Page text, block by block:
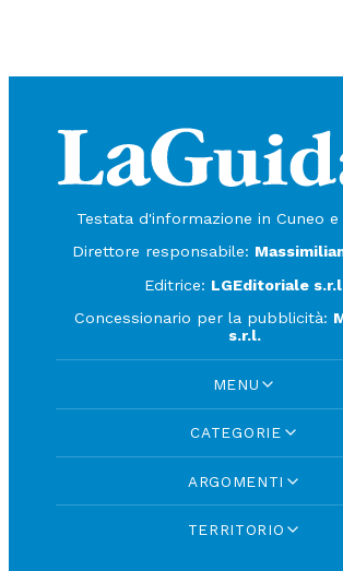
Testata d'informazione in Cuneo e
Direttore responsabile:
Editrice: LGEditoriale
Concessionario per la pubblicità:
s.r.l.
MENU
CATEGORIE
ARGOMENTI
TERRITORIO